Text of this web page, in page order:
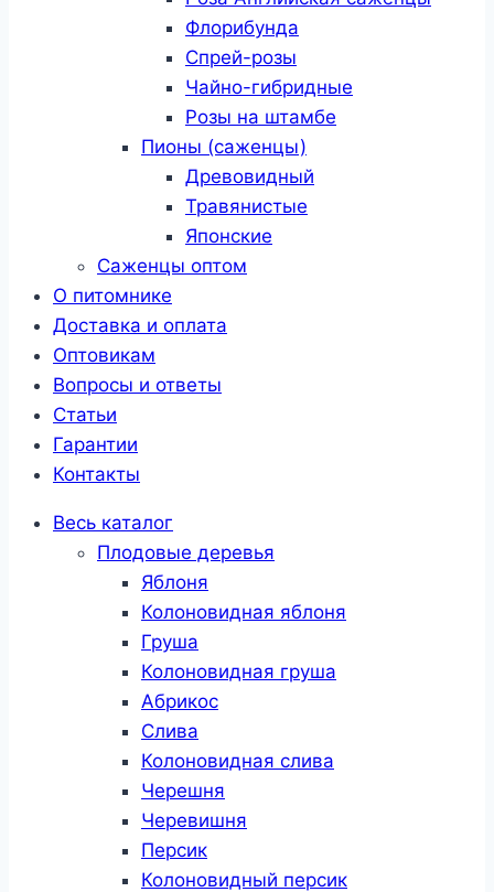
Флорибунда
Спрей-розы
Чайно-гибридные
Розы на штамбе
Пионы (саженцы)
Древовидный
Травянистые
Японские
Саженцы оптом
О питомнике
Доставка и оплата
Оптовикам
Вопросы и ответы
Статьи
Гарантии
Контакты
Весь каталог
Плодовые деревья
Яблоня
Колоновидная яблоня
Груша
Колоновидная груша
Абрикос
Слива
Колоновидная слива
Черешня
Черевишня
Персик
Колоновидный персик